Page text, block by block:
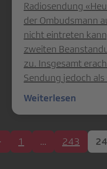
Radiosendung
der Ombudsmann
nicht eintreten
zweiten
zu. Insgesamt
Sendung jedoch
Weiterlesen
1 … 243